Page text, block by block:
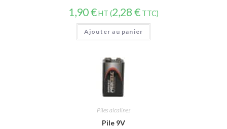
1,90€HT (2,28 € TTC)
Ajouter au panier
Piles alcalines
Pile 9V